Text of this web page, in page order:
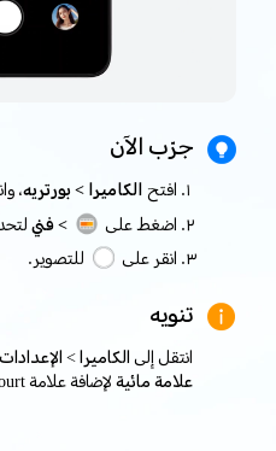
جرّب الآن
افتحالكاميرا > بورتريه،
اضغط على
> فني
انقر على
للتصوير.
تنويه
انتقل إلىالكاميرا >
علامة مائيةلإضافة علامة Harcourt المائية إلى صورك.